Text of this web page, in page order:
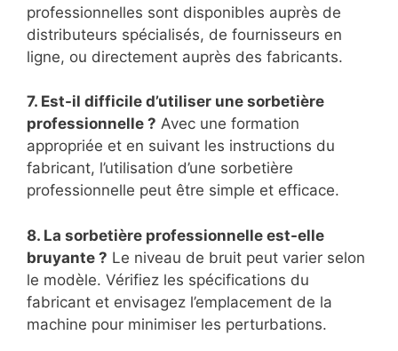
professionnelles sont disponibles auprès de
distributeurs spécialisés, de fournisseurs en
ligne, ou directement auprès des fabricants.
7. Est-il difficile d’utiliser une sorbetière
professionnelle ? Avec une formation
appropriée et en suivant les instructions du
fabricant, l’utilisation d’une sorbetière
professionnelle peut être simple et efficace.
8. La sorbetière professionnelle est-elle
bruyante ? Le niveau de bruit peut varier selon
le modèle. Vérifiez les spécifications du
fabricant et envisagez l’emplacement de la
machine pour minimiser les perturbations.